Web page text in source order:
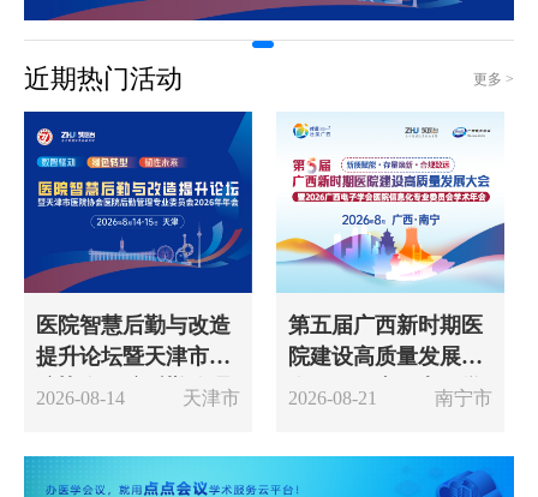
近期热门活动 更多 >
医院智慧后勤与改造
提升论坛暨天津市医
院协会医院后勤管理
2026-08-14 天津市
第五届广西新时期医
院建设高质量发展大
会暨2026广西电子学
2026-08-21 南宁市